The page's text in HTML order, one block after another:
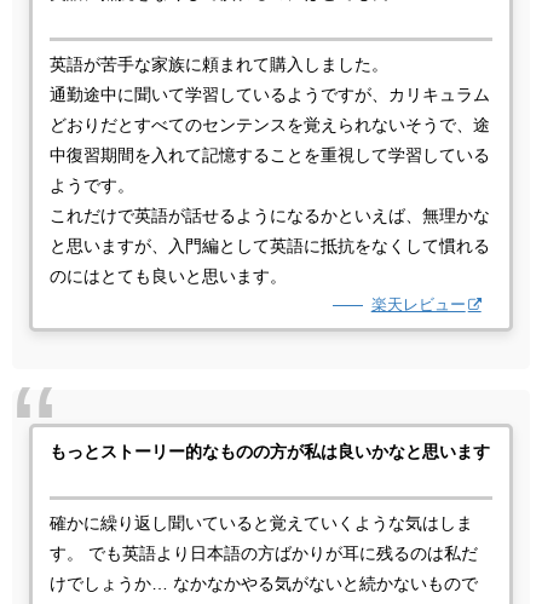
英語が苦手な家族に頼まれて購入しました。
通勤途中に聞いて学習しているようですが、カリキュラム
どおりだとすべてのセンテンスを覚えられないそうで、途
中復習期間を入れて記憶することを重視して学習している
ようです。
これだけで英語が話せるようになるかといえば、無理かな
と思いますが、入門編として英語に抵抗をなくして慣れる
のにはとても良いと思います。
楽天レビュー
もっとストーリー的なものの方が私は良いかなと思います
確かに繰り返し聞いていると覚えていくような気はしま
す。 でも英語より日本語の方ばかりが耳に残るのは私だ
けでしょうか… なかなかやる気がないと続かないもので